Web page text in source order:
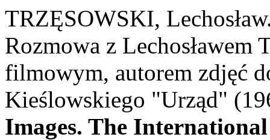
TRZĘSOWSKI,
Rozmowa z Lechosławem
filmowym, autorem zdjęć
Kieślowskiego "Urząd"
Images. The